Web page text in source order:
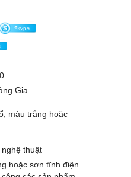
Gia
màu trắng hoặc
thuật
hoặc sơn tĩnh điện